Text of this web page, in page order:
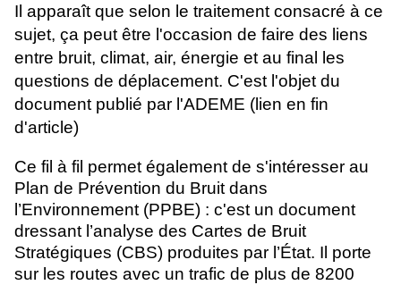
Il apparaît que selon le traitement consacré à ce
sujet, ça peut être l'occasion de faire des liens
entre bruit, climat, air, énergie et au final les
questions de déplacement. C'est l'objet du
document publié par l'ADEME (lien en fin
d'article)
Ce fil à fil permet également de s'intéresser au
Plan de Prévention du Bruit dans
l’Environnement (PPBE) : c'est un document
dressant l’analyse des Cartes de Bruit
Stratégiques (CBS) produites par l’État. Il porte
sur les routes avec un trafic de plus de 8200